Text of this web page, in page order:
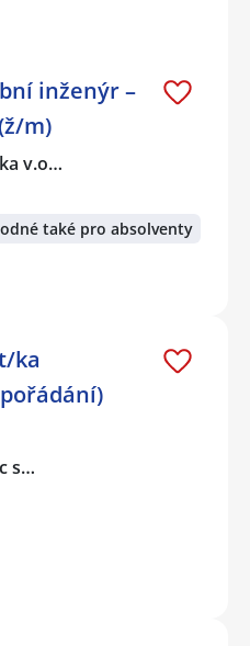
inženýr –
m)
v.o…
také pro absolventy
ka
s…